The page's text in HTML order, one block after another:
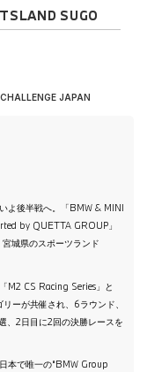
SUGO
JAPAN
よ後半戦へ。「BMW & MINI
by QUETTA GROUP」
城県のスポーツランド
M2 CS Racing Series」と
ーが共催され、6ラウンド、
、2日目に2回の決勝レースを
本で唯一の“BMW Group